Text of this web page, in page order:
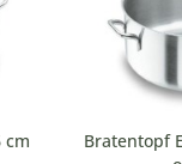
cm
Bratentopf